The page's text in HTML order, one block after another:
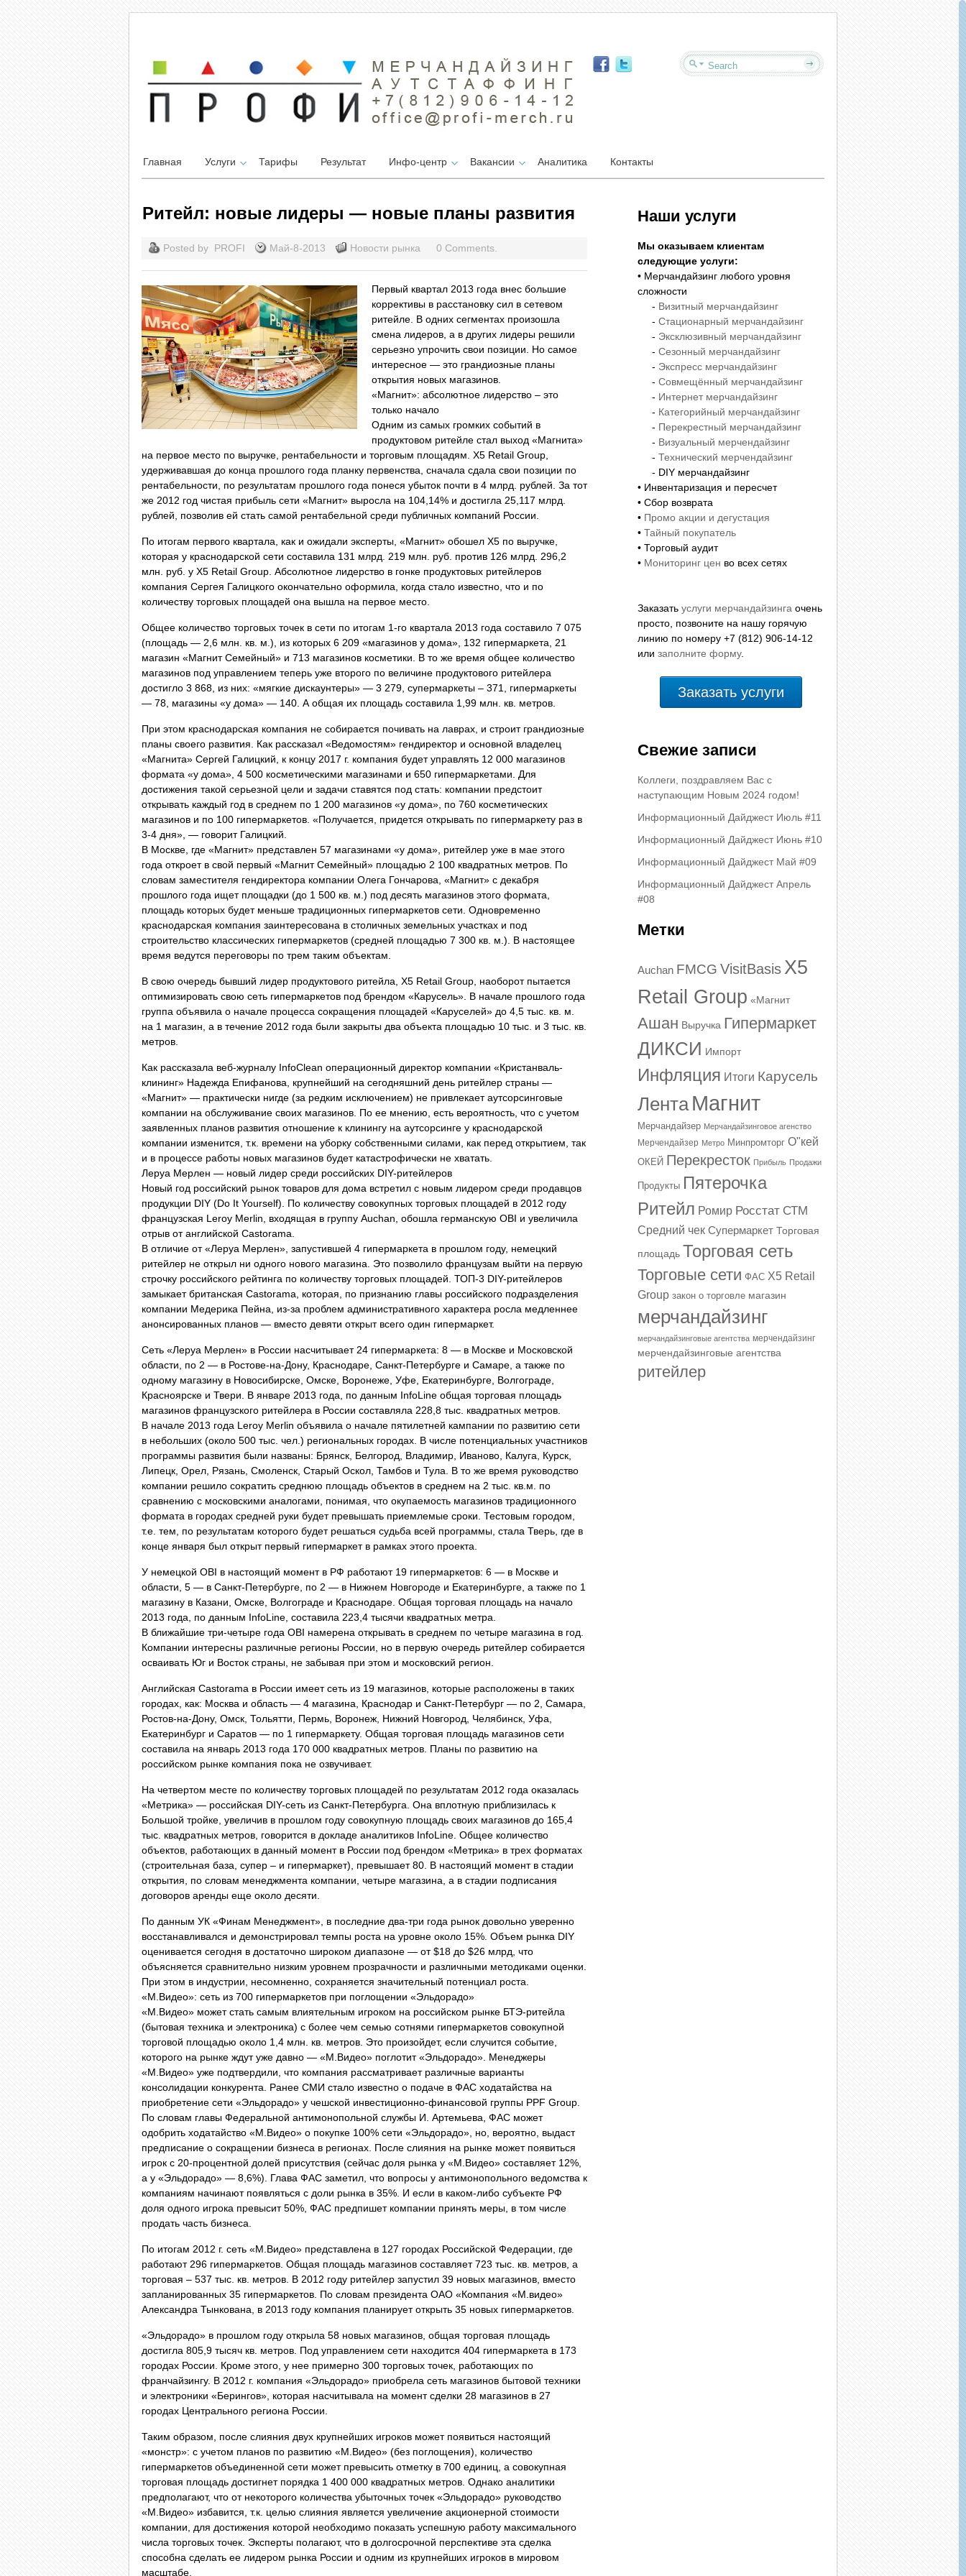
Главная Услуги Тарифы Результат Инфо-центр Вакансии Аналитика Контакты
Ритейл: новые лидеры — новые планы развития
Posted by PROFI Май-8-2013 Новости рынка 0 Comments.
Первый квартал 2013 года внес большие
коррективы в расстановку сил в сетевом
ритейле. В одних сегментах произошла
смена лидеров, а в других лидеры решили
серьезно упрочить свои позиции. Но самое
интересное — это грандиозные планы
открытия новых магазинов.
«Магнит»: абсолютное лидерство – это
только начало
Одним из самых громких событий в
продуктовом ритейле стал выход «Магнита»
на первое место по выручке, рентабельности и торговым площадям. X5 Retail Group,
удерживавшая до конца прошлого года планку первенства, сначала сдала свои позиции по
рентабельности, по результатам прошлого года понеся убыток почти в 4 млрд. рублей. За тот
же 2012 год чистая прибыль сети «Магнит» выросла на 104,14% и достигла 25,117 млрд.
рублей, позволив ей стать самой рентабельной среди публичных компаний России.
По итогам первого квартала, как и ожидали эксперты, «Магнит» обошел X5 по выручке,
которая у краснодарской сети составила 131 млрд. 219 млн. руб. против 126 млрд. 296,2
млн. руб. у X5 Retail Group. Абсолютное лидерство в гонке продуктовых ритейлеров
компания Сергея Галицкого окончательно оформила, когда стало известно, что и по
количеству торговых площадей она вышла на первое место.
Общее количество торговых точек в сети по итогам 1-го квартала 2013 года составило 7 075
(площадь — 2,6 млн. кв. м.), из которых 6 209 «магазинов у дома», 132 гипермаркета, 21
магазин «Магнит Семейный» и 713 магазинов косметики. В то же время общее количество
магазинов под управлением теперь уже второго по величине продуктового ритейлера
достигло 3 868, из них: «мягкие дискаунтеры» — 3 279, супермаркеты – 371, гипермаркеты
— 78, магазины «у дома» — 140. А общая их площадь составила 1,99 млн. кв. метров.
При этом краснодарская компания не собирается почивать на лаврах, и строит грандиозные
планы своего развития. Как рассказал «Ведомостям» гендиректор и основной владелец
«Магнита» Сергей Галицкий, к концу 2017 г. компания будет управлять 12 000 магазинов
формата «у дома», 4 500 косметическими магазинами и 650 гипермаркетами. Для
достижения такой серьезной цели и задачи ставятся под стать: компании предстоит
открывать каждый год в среднем по 1 200 магазинов «у дома», по 760 косметических
магазинов и по 100 гипермаркетов. «Получается, придется открывать по гипермаркету раз в
3-4 дня», — говорит Галицкий.
В Москве, где «Магнит» представлен 57 магазинами «у дома», ритейлер уже в мае этого
года откроет в свой первый «Магнит Семейный» площадью 2 100 квадратных метров. По
словам заместителя гендиректора компании Олега Гончарова, «Магнит» с декабря
прошлого года ищет площадки (до 1 500 кв. м.) под десять магазинов этого формата,
площадь которых будет меньше традиционных гипермаркетов сети. Одновременно
краснодарская компания заинтересована в столичных земельных участках и под
строительство классических гипермаркетов (средней площадью 7 300 кв. м.). В настоящее
время ведутся переговоры по трем таким объектам.
В свою очередь бывший лидер продуктового ритейла, X5 Retail Group, наоборот пытается
оптимизировать свою сеть гипермаркетов под брендом «Карусель». В начале прошлого года
группа объявила о начале процесса сокращения площадей «Каруселей» до 4,5 тыс. кв. м.
на 1 магазин, а в течение 2012 года были закрыты два объекта площадью 10 тыс. и 3 тыс. кв.
метров.
Как рассказала веб-журналу InfoClean операционный директор компании «Кристанваль-
клининг» Надежда Епифанова, крупнейший на сегодняшний день ритейлер страны —
«Магнит» — практически нигде (за редким исключением) не привлекает аутсорсинговые
компании на обслуживание своих магазинов. По ее мнению, есть вероятность, что с учетом
заявленных планов развития отношение к клинингу на аутсорсинге у краснодарской
компании изменится, т.к. времени на уборку собственными силами, как перед открытием, так
и в процессе работы новых магазинов будет катастрофически не хватать.
Леруа Мерлен — новый лидер среди российских DIY-ритейлеров
Новый год российский рынок товаров для дома встретил с новым лидером среди продавцов
продукции DIY (Do It Yourself). По количеству совокупных торговых площадей в 2012 году
французская Leroy Merlin, входящая в группу Auchan, обошла германскую OBI и увеличила
отрыв от английской Castorama.
В отличие от «Леруа Мерлен», запустившей 4 гипермаркета в прошлом году, немецкий
ритейлер не открыл ни одного нового магазина. Это позволило французам выйти на первую
строчку российского рейтинга по количеству торговых площадей. ТОП-3 DIY-ритейлеров
замыкает британская Castorama, которая, по признанию главы российского подразделения
компании Медерика Пейна, из-за проблем административного характера росла медленнее
анонсированных планов — вместо девяти открыт всего один гипермаркет.
Сеть «Леруа Мерлен» в России насчитывает 24 гипермаркета: 8 — в Москве и Московской
области, по 2 — в Ростове-на-Дону, Краснодаре, Санкт-Петербурге и Самаре, а также по
одному магазину в Новосибирске, Омске, Воронеже, Уфе, Екатеринбурге, Волгограде,
Красноярске и Твери. В январе 2013 года, по данным InfoLine общая торговая площадь
магазинов французского ритейлера в России составляла 228,8 тыс. квадратных метров.
В начале 2013 года Leroy Merlin объявила о начале пятилетней кампании по развитию сети
в небольших (около 500 тыс. чел.) региональных городах. В числе потенциальных участников
программы развития были названы: Брянск, Белгород, Владимир, Иваново, Калуга, Курск,
Липецк, Орел, Рязань, Смоленск, Старый Оскол, Тамбов и Тула. В то же время руководство
компании решило сократить среднюю площадь объектов в среднем на 2 тыс. кв.м. по
сравнению с московскими аналогами, понимая, что окупаемость магазинов традиционного
формата в городах средней руки будет превышать приемлемые сроки. Тестовым городом,
т.е. тем, по результатам которого будет решаться судьба всей программы, стала Тверь, где в
конце января был открыт первый гипермаркет в рамках этого проекта.
У немецкой OBI в настоящий момент в РФ работают 19 гипермаркетов: 6 — в Москве и
области, 5 — в Санкт-Петербурге, по 2 — в Нижнем Новгороде и Екатеринбурге, а также по 1
магазину в Казани, Омске, Волгограде и Краснодаре. Общая торговая площадь на начало
2013 года, по данным InfoLine, составила 223,4 тысячи квадратных метра.
В ближайшие три-четыре года OBI намерена открывать в среднем по четыре магазина в год.
Компании интересны различные регионы России, но в первую очередь ритейлер собирается
осваивать Юг и Восток страны, не забывая при этом и московский регион.
Английская Castorama в России имеет сеть из 19 магазинов, которые расположены в таких
городах, как: Москва и область — 4 магазина, Краснодар и Санкт-Петербург — по 2, Самара,
Ростов-на-Дону, Омск, Тольятти, Пермь, Воронеж, Нижний Новгород, Челябинск, Уфа,
Екатеринбург и Саратов — по 1 гипермаркету. Общая торговая площадь магазинов сети
составила на январь 2013 года 170 000 квадратных метров. Планы по развитию на
российском рынке компания пока не озвучивает.
На четвертом месте по количеству торговых площадей по результатам 2012 года оказалась
«Метрика» — российская DIY-сеть из Санкт-Петербурга. Она вплотную приблизилась к
Большой тройке, увеличив в прошлом году совокупную площадь своих магазинов до 165,4
тыс. квадратных метров, говорится в докладе аналитиков InfoLine. Общее количество
объектов, работающих в данный момент в России под брендом «Метрика» в трех форматах
(строительная база, супер – и гипермаркет), превышает 80. В настоящий момент в стадии
открытия, по словам менеджмента компании, четыре магазина, а в стадии подписания
договоров аренды еще около десяти.
По данным УК «Финам Менеджмент», в последние два-три года рынок довольно уверенно
восстанавливался и демонстрировал темпы роста на уровне около 15%. Объем рынка DIY
оценивается сегодня в достаточно широком диапазоне — от $18 до $26 млрд, что
объясняется сравнительно низким уровнем прозрачности и различными методиками оценки.
При этом в индустрии, несомненно, сохраняется значительный потенциал роста.
«М.Видео»: сеть из 700 гипермаркетов при поглощении «Эльдорадо»
«М.Видео» может стать самым влиятельным игроком на российском рынке БТЭ-ритейла
(бытовая техника и электроника) с более чем семью сотнями гипермаркетов совокупной
торговой площадью около 1,4 млн. кв. метров. Это произойдет, если случится событие,
которого на рынке ждут уже давно — «М.Видео» поглотит «Эльдорадо». Менеджеры
«М.Видео» уже подтвердили, что компания рассматривает различные варианты
консолидации конкурента. Ранее СМИ стало известно о подаче в ФАС ходатайства на
приобретение сети «Эльдорадо» у чешской инвестиционно-финансовой группы PPF Group.
По словам главы Федеральной антимонопольной службы И. Артемьева, ФАС может
одобрить ходатайство «М.Видео» о покупке 100% сети «Эльдорадо», но, вероятно, выдаст
предписание о сокращении бизнеса в регионах. После слияния на рынке может появиться
игрок с 20-процентной долей присутствия (сейчас доля рынка у «М.Видео» составляет 12%,
а у «Эльдорадо» — 8,6%). Глава ФАС заметил, что вопросы у антимонопольного ведомства к
компаниям начинают появляться с доли рынка в 35%. И если в каком-либо субъекте РФ
доля одного игрока превысит 50%, ФАС предпишет компании принять меры, в том числе
продать часть бизнеса.
По итогам 2012 г. сеть «М.Видео» представлена в 127 городах Российской Федерации, где
работают 296 гипермаркетов. Общая площадь магазинов составляет 723 тыс. кв. метров, а
торговая – 537 тыс. кв. метров. В 2012 году ритейлер запустил 39 новых магазинов, вместо
запланированных 35 гипермаркетов. По словам президента ОАО «Компания «М.видео»
Александра Тынкована, в 2013 году компания планирует открыть 35 новых гипермаркетов.
«Эльдорадо» в прошлом году открыла 58 новых магазинов, общая торговая площадь
достигла 805,9 тысяч кв. метров. Под управлением сети находится 404 гипермаркета в 173
городах России. Кроме этого, у нее примерно 300 торговых точек, работающих по
франчайзингу. В 2012 г. компания «Эльдорадо» приобрела сеть магазинов бытовой техники
и электроники «Берингов», которая насчитывала на момент сделки 28 магазинов в 27
городах Центрального региона России.
Таким образом, после слияния двух крупнейших игроков может появиться настоящий
«монстр»: с учетом планов по развитию «М.Видео» (без поглощения), количество
гипермаркетов объединенной сети может превысить отметку в 700 единиц, а совокупная
торговая площадь достигнет порядка 1 400 000 квадратных метров. Однако аналитики
предполагают, что от некоторого количества убыточных точек «Эльдорадо» руководство
«М.Видео» избавится, т.к. целью слияния является увеличение акционерной стоимости
компании, для достижения которой необходимо показать успешную работу максимального
числа торговых точек. Эксперты полагают, что в долгосрочной перспективе эта сделка
способна сделать ее лидером рынка России и одним из крупнейших игроков в мировом
масштабе.
Наши услуги
Мы оказываем клиентам
следующие услуги:
• Мерчандайзинг любого уровня
сложности
- Визитный мерчандайзинг
- Стационарный мерчандайзинг
- Эксклюзивный мерчандайзинг
- Сезонный мерчандайзинг
- Экспресс мерчандайзинг
- Совмещённый мерчандайзинг
- Интернет мерчандайзинг
- Категорийный мерчандайзинг
- Перекрестный мерчандайзинг
- Визуальный мерчендайзинг
- Технический мерчендайзинг
- DIY мерчандайзинг
• Инвентаризация и пересчет
• Сбор возврата
• Промо акции и дегустация
• Тайный покупатель
• Торговый аудит
• Мониторинг цен во всех сетях
Заказать услуги мерчандайзинга очень
просто, позвоните на нашу горячую
линию по номеру +7 (812) 906-14-12
или заполните форму.
Заказать услуги
Свежие записи
Коллеги, поздравляем Вас с
наступающим Новым 2024 годом!
Информационный Дайджест Июль #11
Информационный Дайджест Июнь #10
Информационный Дайджест Май #09
Информационный Дайджест Апрель
#08
Метки
Auchan FMCG VisitBasis X5
Retail Group «Магнит
Ашан Выручка Гипермаркет
ДИКСИ Импорт
Инфляция Итоги Карусель
Лента Магнит
Мерчандайзер Мерчандайзинговое агенство
Мерчендайзер Метро Минпромторг О"кей
ОКЕЙ Перекресток Прибыль Продажи
Продукты Пятерочка
Ритейл Ромир Росстат СТМ
Средний чек Супермаркет Торговая
площадь Торговая сеть
Торговые сети ФАС Х5 Retail
Group закон о торговле магазин
мерчандайзинг
мерчандайзинговые агентства мерчендайзинг
мерчендайзинговые агентства
ритейлер